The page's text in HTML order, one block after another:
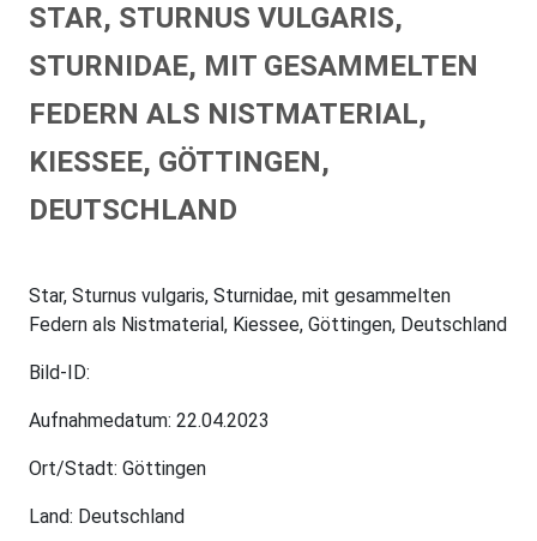
STAR, STURNUS VULGARIS,
STURNIDAE, MIT GESAMMELTEN
FEDERN ALS NISTMATERIAL,
KIESSEE, GÖTTINGEN,
DEUTSCHLAND
Star, Sturnus vulgaris, Sturnidae, mit gesammelten
Federn als Nistmaterial, Kiessee, Göttingen, Deutschland
Bild-ID:
Aufnahmedatum: 22.04.2023
Ort/Stadt: Göttingen
Land: Deutschland